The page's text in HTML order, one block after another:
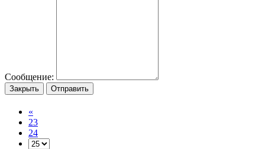
Сообщение:
Закрыть Отправить
«
23
24